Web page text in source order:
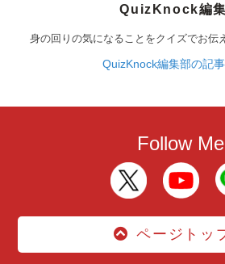
QuizKnock編
身の回りの気になることをクイズでお伝
QuizKnock編集部の記
Follow Me
ページトッ